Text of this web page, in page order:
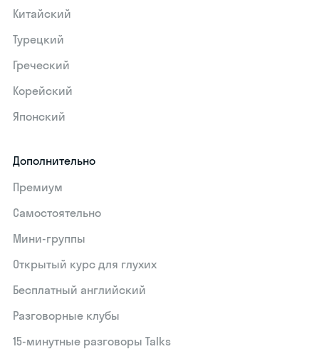
Китайский
Турецкий
Греческий
Корейский
Японский
Дополнительно
Премиум
Самостоятельно
Мини-группы
Открытый курс для глухих
Бесплатный английский
Разговорные клубы
15‑минутные разговоры Talks